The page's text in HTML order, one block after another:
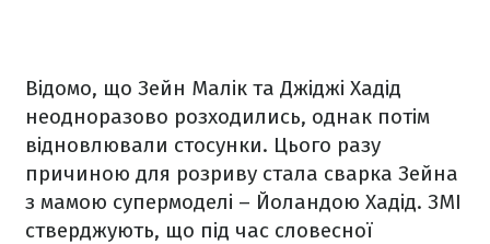
Відомо, що Зейн Малік та Джіджі Хадід
неодноразово розходились, однак потім
відновлювали стосунки. Цього разу
причиною для розриву стала сварка Зейна
з мамою супермоделі – Йоландою Хадід. ЗМІ
стверджують, що під час словесної